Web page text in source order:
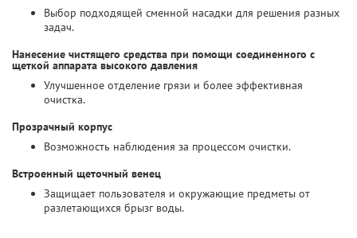
Выбор подходящей сменной насадки для решения разных
задач.
Нанесение чистящего средства при помощи соединенного с
щеткой аппарата высокого давления
Улучшенное отделение грязи и более эффективная
очистка.
Прозрачный корпус
Возможность наблюдения за процессом очистки.
Встроенный щеточный венец
Защищает пользователя и окружающие предметы от
разлетающихся брызг воды.